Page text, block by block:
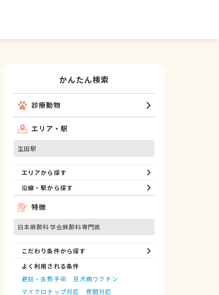
かんたん検索
診療動物
エリア・駅
生田駅
エリアから探す
沿線・駅から探す
特徴
日本麻酔科学会麻酔科専門医
こだわり条件から探す
よく利用される条件
避妊・去勢手術
狂犬病ワクチン
マイクロチップ対応
夜間対応